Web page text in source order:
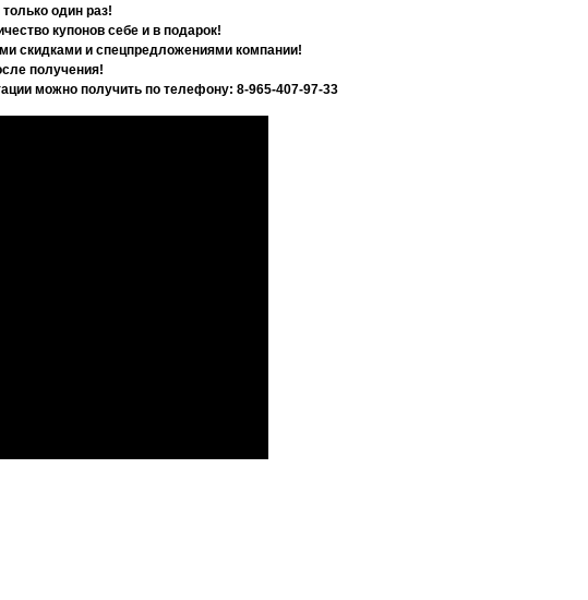
один раз!
купонов себе и в подарок!
скидками и спецпредложениями компании!
получения!
можно получить по телефону: 8-965-407-97-33